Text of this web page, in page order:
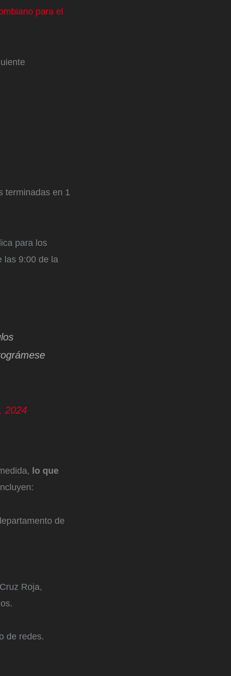
para el
terminadas en 1
para los
las 9:00 de la
2024
lo que
de
Roja,
de redes.